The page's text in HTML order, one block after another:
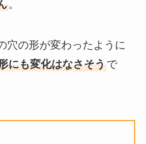
。
穴の形が変わったように
にも変化はなさそうで